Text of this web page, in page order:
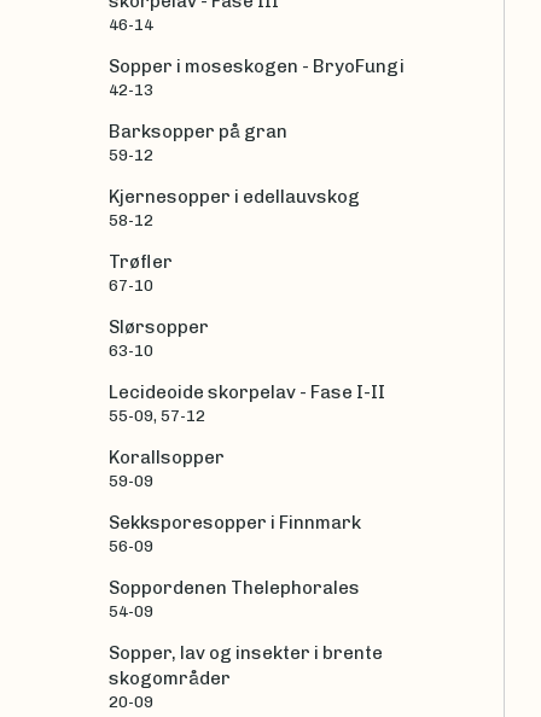
46-14
Sopper i moseskogen - BryoFungi
42-13
Barksopper på gran
59-12
Kjernesopper i edellauvskog
58-12
Trøfler
67-10
Slørsopper
63-10
Lecideoide skorpelav - Fase I-II
55-09, 57-12
Korallsopper
59-09
Sekksporesopper i Finnmark
56-09
Soppordenen Thelephorales
54-09
Sopper, lav og insekter i brente
skogområder
20-09